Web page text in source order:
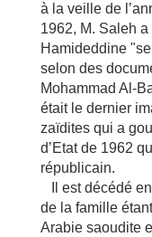
à la veille de
1962, M. Saleh
Hamideddine
selon des
Mohammad Al-
était le dernier
zaïdites qui a
d’Etat de 1962
républicain.
Il est décédé
de la famille
Arabie saoudite